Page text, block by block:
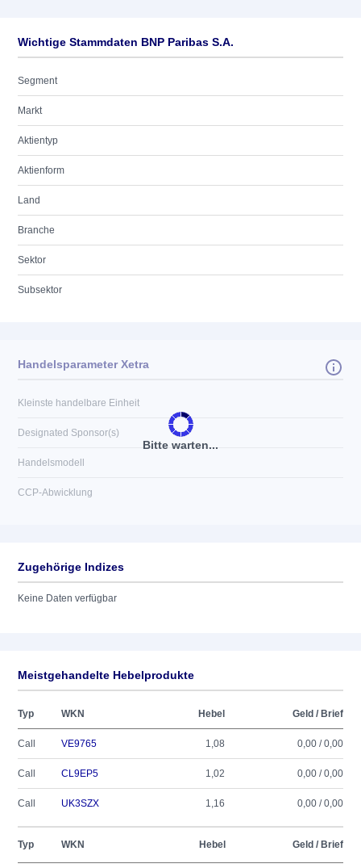
Wichtige Stammdaten BNP Paribas S.A.
Segment
Markt
Aktientyp
Aktienform
Land
Branche
Sektor
Subsektor
Bitte warten...
Handelsparameter Xetra
Kleinste handelbare Einheit
Designated Sponsor(s)
Handelsmodell
CCP-Abwicklung
Zugehörige Indizes
Keine Daten verfügbar
Meistgehandelte Hebelprodukte
Typ WKN Hebel Geld / Brief
Call VE9765 1,08 0,00 / 0,00
Call CL9EP5 1,02 0,00 / 0,00
Call UK3SZX 1,16 0,00 / 0,00
Typ WKN Hebel Geld / Brief